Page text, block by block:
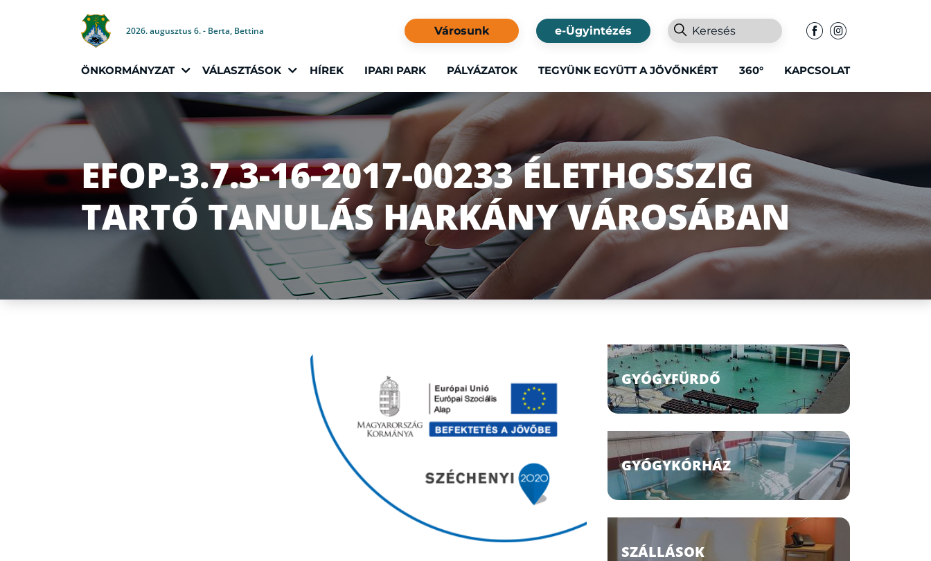
2026. augusztus 6. - Berta, Bettina Városunk e-Ügyintézés
ÖNKORMÁNYZAT VÁLASZTÁSOK HÍREK IPARI PARK PÁLYÁZATOK TEGYÜNK EGYÜTT A JÖVŐNKÉRT 360° KAPCSOLAT
EFOP-3.7.3-16-2017-00233 ÉLETHOSSZIG
TARTÓ TANULÁS HARKÁNY VÁROSÁBAN
GYÓGYFÜRDŐ
GYÓGYKÓRHÁZ
SZÁLLÁSOK